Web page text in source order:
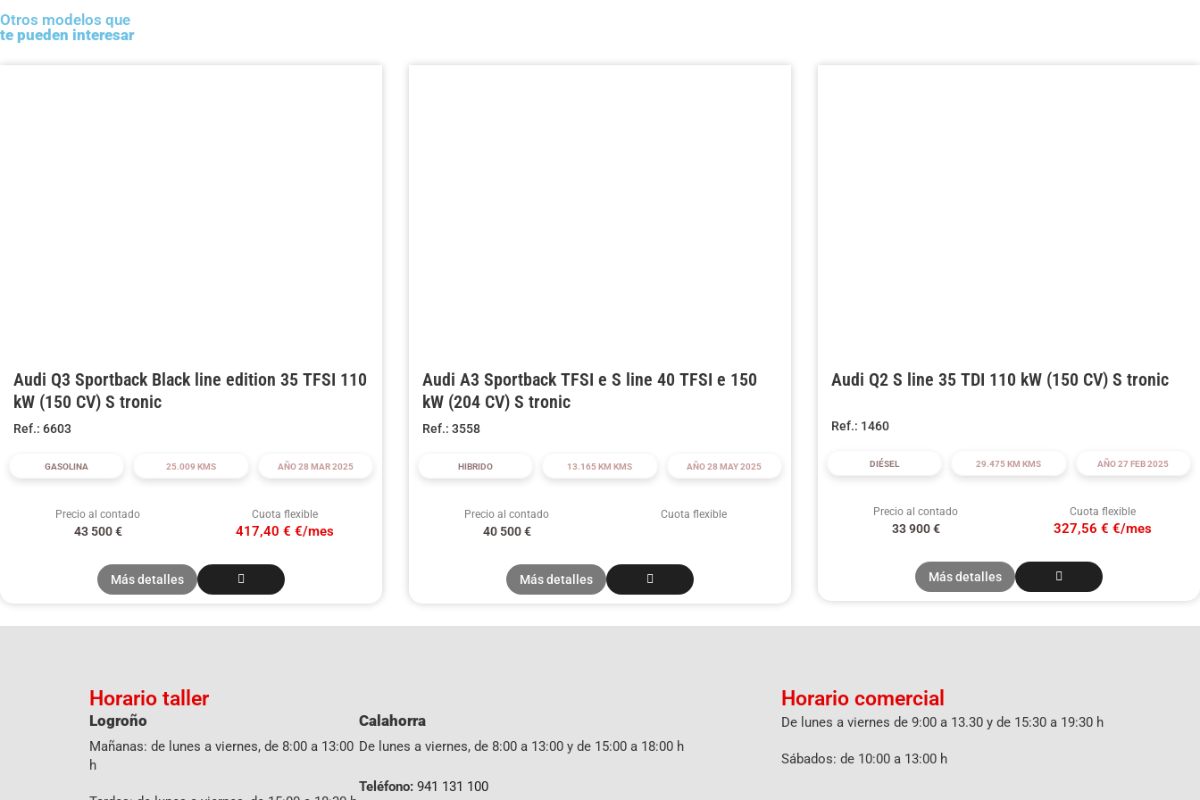
Otros modelos que
te pueden interesar
Audi Q3 Sportback Black line edition 35 TFSI 110
kW (150 CV) S tronic
Ref.: 6603
GASOLINA 25.009 KMS AÑO 28 MAR 2025
Precio al contado Cuota flexible
43 500€ 417,40 € €/mes
Más detalles
Audi A3 Sportback TFSI e S line 40 TFSI e 150
kW (204 CV) S tronic
Ref.: 3558
HIBRIDO 13.165 KM KMS AÑO 28 MAY 2025
Precio al contado Cuota flexible
40 500€
Más detalles
Audi Q2 S line 35 TDI 110 kW (150 CV) S tronic
Ref.: 1460
DIÉSEL 29.475 KM KMS AÑO 27 FEB 2025
Precio al contado Cuota flexible
33 900€ 327,56 € €/mes
Más detalles
Horario taller
Logroño
Mañanas: de lunes a viernes, de 8:00 a 13:00
h
Calahorra
De lunes a viernes, de 8:00 a 13:00 y de 15:00 a 18:00 h
Teléfono: 941 131 100
Horario comercial
De lunes a viernes de 9:00 a 13.30 y de 15:30 a 19:30 h
Sábados: de 10:00 a 13:00 h